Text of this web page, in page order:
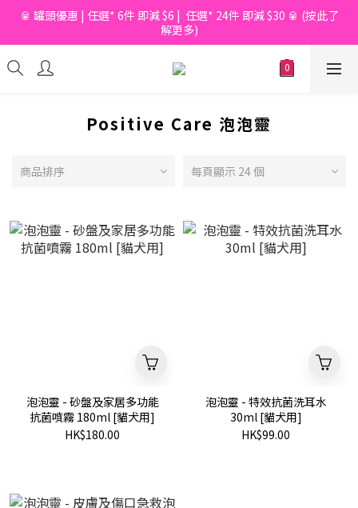
📦滿$150起免香港運費*  |  📦 滿$600起免澳門運費*
🥫 罐頭優惠 | 任選* 6件 即減 $6 |  任選* 24件 即減 $30 🥫 (按此了
解更多)
📦滿$150起免香港運費*  |  📦 滿$600起免澳門運費*
Positive Care 泡泡靈
商品排序 每頁顯示 24 個
泡泡靈 - 砂盤及家居多功能
抗菌噴霧 180ml [貓犬用]
HK$180.00
泡泡靈 - 特效抗菌洗耳水
30ml [貓犬用]
HK$99.00